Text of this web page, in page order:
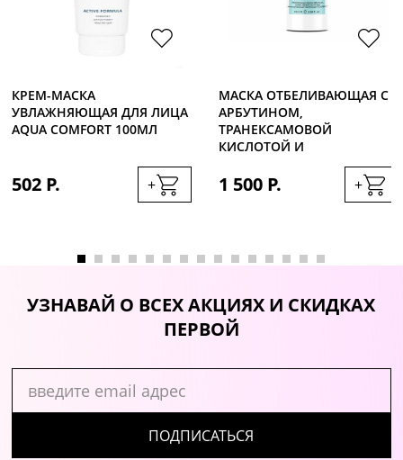
КРЕМ-МАСКА
УВЛАЖНЯЮЩАЯ ДЛЯ ЛИЦА
AQUA COMFORT 100МЛ
502 Р. +
МАСКА ОТБЕЛИВАЮЩАЯ С
АРБУТИНОМ,
ТРАНЕКСАМОВОЙ
КИСЛОТОЙ И
ВОССТАНАВЛИВАЮЩИМ
КОМПЛЕКСОМL, 100МЛ
1 500 Р. +
УЗНАВАЙ О ВСЕХ АКЦИЯХ И СКИДКАХ
ПЕРВОЙ
ПОДПИСАТЬСЯ